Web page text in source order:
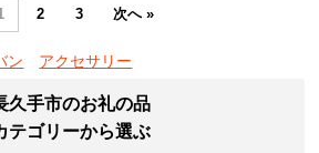
2 3 次へ »
ン アクセサリー
久手市のお礼の品
テゴリーから選ぶ